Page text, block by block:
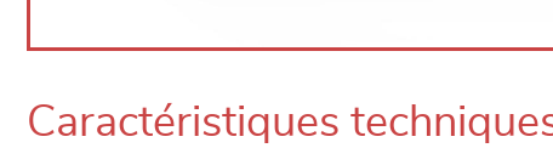
Caractéristiques